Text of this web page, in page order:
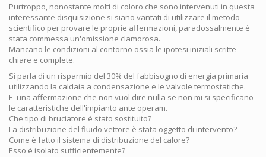
Purtroppo, nonostante molti di coloro che sono intervenuti in questa
interessante disquisizione si siano vantati di utilizzare il metodo
scientifico per provare le proprie affermazioni, paradossalmente è
stata commessa un'omissione clamorosa.
Mancano le condizioni al contorno ossia le ipotesi iniziali scritte
chiare e complete.
Si parla di un risparmio del 30% del fabbisogno di energia primaria
utilizzando la caldaia a condensazione e le valvole termostatiche.
E' una affermazione che non vuol dire nulla se non mi si specificano
le caratteristiche dell'impianto ante operam.
Che tipo di bruciatore è stato sostituito?
La distribuzione del fluido vettore è stata oggetto di intervento?
Come è fatto il sistema di distribuzione del calore?
Esso è isolato sufficientemente?